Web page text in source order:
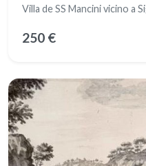
Villa de SS Mancini vicino
250 €